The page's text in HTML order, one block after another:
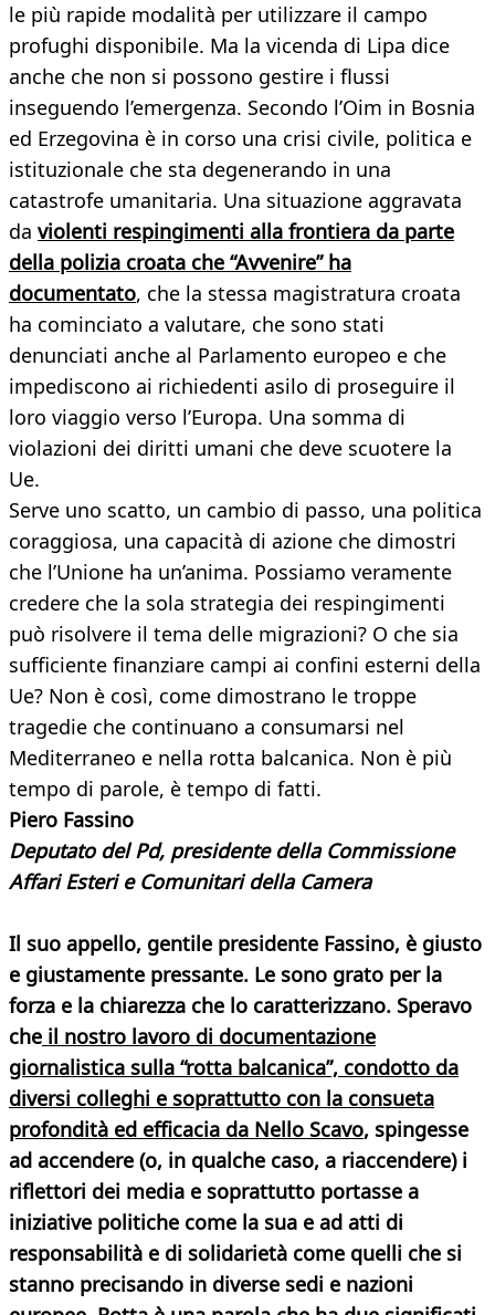
le più rapide modalità per utilizzare il campo
profughi disponibile. Ma la vicenda di Lipa dice
anche che non si possono gestire i flussi
inseguendo l’emergenza. Secondo l’Oim in Bosnia
ed Erzegovina è in corso una crisi civile, politica e
istituzionale che sta degenerando in una
catastrofe umanitaria. Una situazione aggravata
da violenti respingimenti alla frontiera da parte
della polizia croata che “Avvenire” ha
documentato, che la stessa magistratura croata
ha cominciato a valutare, che sono stati
denunciati anche al Parlamento europeo e che
impediscono ai richiedenti asilo di proseguire il
loro viaggio verso l’Europa. Una somma di
violazioni dei diritti umani che deve scuotere la
Ue.
Serve uno scatto, un cambio di passo, una politica
coraggiosa, una capacità di azione che dimostri
che l’Unione ha un’anima. Possiamo veramente
credere che la sola strategia dei respingimenti
può risolvere il tema delle migrazioni? O che sia
sufficiente finanziare campi ai confini esterni della
Ue? Non è così, come dimostrano le troppe
tragedie che continuano a consumarsi nel
Mediterraneo e nella rotta balcanica. Non è più
tempo di parole, è tempo di fatti.
Piero Fassino
Deputato del Pd, presidente della Commissione
Affari Esteri e Comunitari della Camera
Il suo appello, gentile presidente Fassino, è giusto
e giustamente pressante. Le sono grato per la
forza e la chiarezza che lo caratterizzano. Speravo
che il nostro lavoro di documentazione
giornalistica sulla “rotta balcanica”, condotto da
diversi colleghi e soprattutto con la consueta
profondità ed efficacia da Nello Scavo, spingesse
ad accendere (o, in qualche caso, a riaccendere) i
riflettori dei media e soprattutto portasse a
iniziative politiche come la sua e ad atti di
responsabilità e di solidarietà come quelli che si
stanno precisando in diverse sedi e nazioni